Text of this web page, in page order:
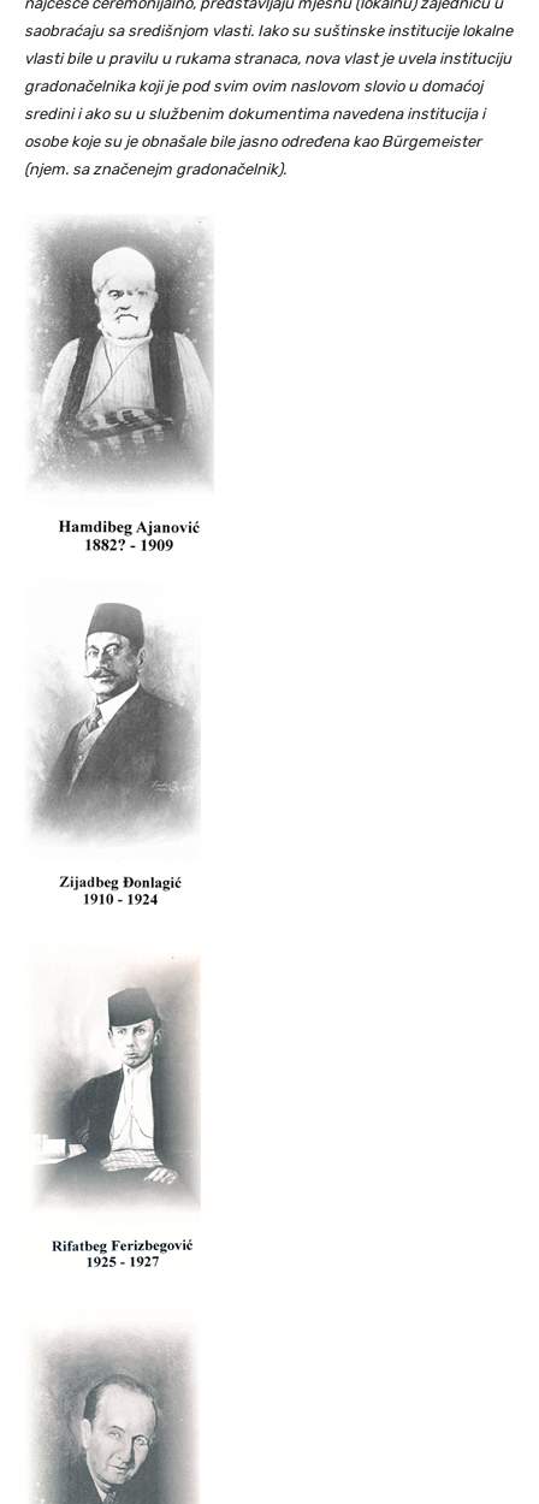
saobraćaju sa središnjom vlasti. Iako su suštinske institucije lokalne
vlasti bile u pravilu u rukama stranaca, nova vlast je uvela instituciju
gradonačelnika koji je pod svim ovim naslovom slovio u domaćoj
sredini i ako su u službenim dokumentima navedena institucija i
osobe koje su je obnašale bile jasno određena kao Bürgemeister
(njem. sa značenejm gradonačelnik).